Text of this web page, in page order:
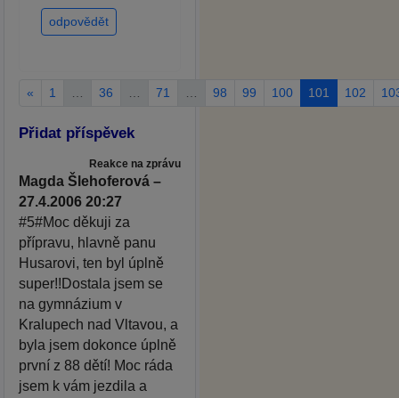
odpovědět
« 1 36 71 98 99 100 101 102
Přidat příspěvek
Reakce na zprávu
Magda Šlehoferová –
27.4.2006 20:27
#5#Moc děkuji za
přípravu, hlavně panu
Husarovi, ten byl úplně
super!!Dostala jsem se
na gymnázium v
Kralupech nad Vltavou, a
byla jsem dokonce úplně
první z 88 dětí! Moc ráda
jsem k vám jezdila a